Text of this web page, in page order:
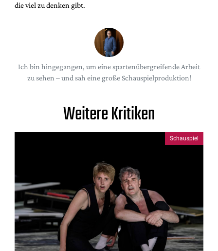
die viel zu denken gibt.
Ich bin hingegangen, um eine spartenübergreifende Arbeit
zu sehen – und sah eine große Schauspielproduktion!
Weitere Kritiken
Schauspiel